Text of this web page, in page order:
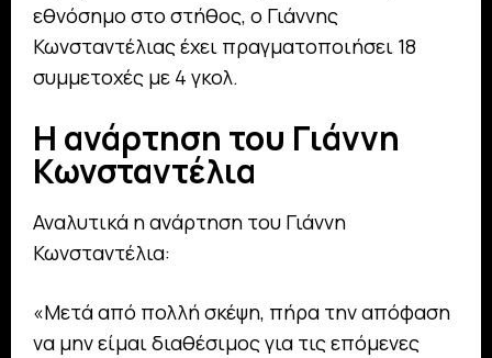
εθνόσημο στο στήθος, ο Γιάννης
Κωνσταντέλιας έχει πραγματοποιήσει 18
συμμετοχές με 4 γκολ.
Η ανάρτηση του Γιάννη
Κωνσταντέλια
Αναλυτικά η ανάρτηση του Γιάννη
Κωνσταντέλια:
«Μετά από πολλή σκέψη, πήρα την απόφαση
να μην είμαι διαθέσιμος για τις επόμενες